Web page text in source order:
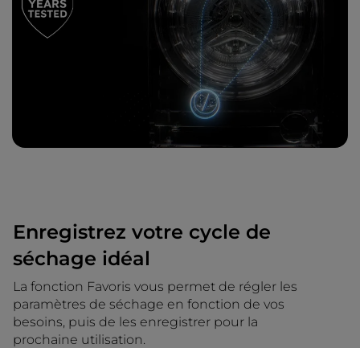
Enregistrez votre cycle de
séchage idéal
La fonction Favoris vous permet de régler les
paramètres de séchage en fonction de vos
besoins, puis de les enregistrer pour la
prochaine utilisation.